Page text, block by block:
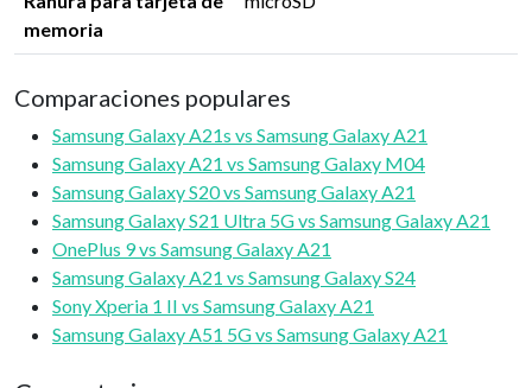
memoria
Comparaciones populares
Samsung Galaxy A21s vs Samsung Galaxy A21
Samsung Galaxy A21 vs Samsung Galaxy M04
Samsung Galaxy S20 vs Samsung Galaxy A21
Samsung Galaxy S21 Ultra 5G vs Samsung Galaxy A21
OnePlus 9 vs Samsung Galaxy A21
Samsung Galaxy A21 vs Samsung Galaxy S24
Sony Xperia 1 II vs Samsung Galaxy A21
Samsung Galaxy A51 5G vs Samsung Galaxy A21